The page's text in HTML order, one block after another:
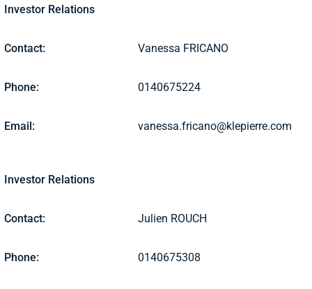
Investor Relations
Contact: Vanessa FRICANO
Phone: 0140675224
Email: vanessa.fricano@klepierre.com
Investor Relations
Contact: Julien ROUCH
Phone: 0140675308